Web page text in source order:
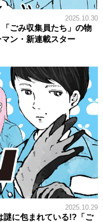
2025.10.30
ごみ収集員たち」の物
ン・新連載スター
2025.10.29
謎に包まれている!?「ご